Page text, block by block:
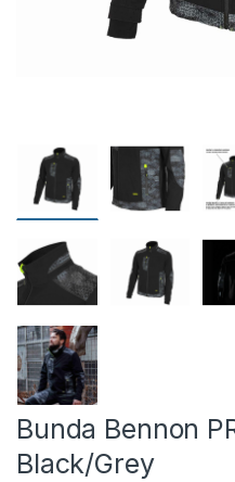
Bunda Bennon
Black/Grey